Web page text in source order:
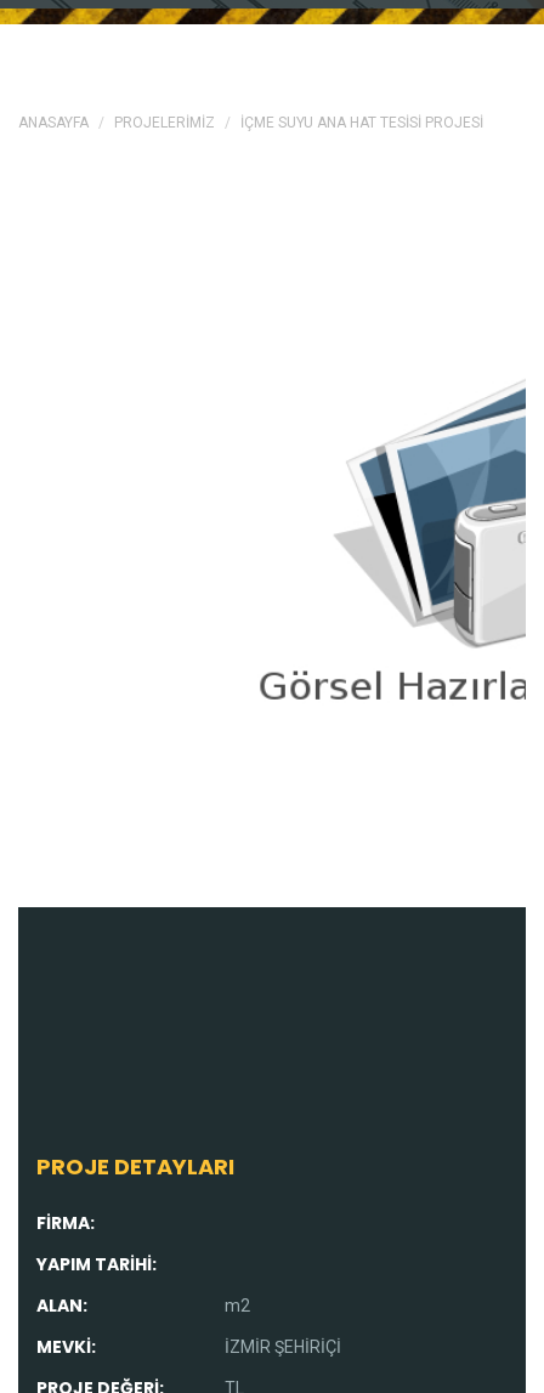
ANASAYFA PROJELERİMİZ İÇME SUYU ANA HAT TESİSİ PROJESİ
PROJE DETAYLARI
FİRMA:
YAPIM TARİHİ:
ALAN:
m2
MEVKİ: İZMİR ŞEHİRİÇİ
PROJE DEĞERİ: TL